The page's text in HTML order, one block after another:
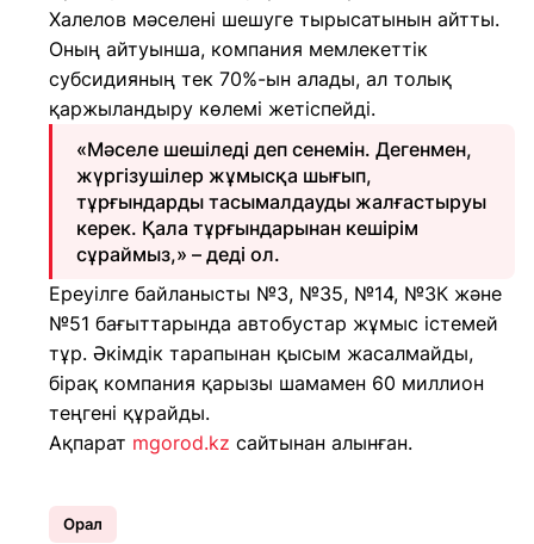
Халелов мәселені шешуге тырысатынын айтты.
Оның айтуынша, компания мемлекеттік
субсидияның тек 70%-ын алады, ал толық
қаржыландыру көлемі жетіспейді.
«Мәселе шешіледі деп сенемін. Дегенмен,
жүргізушілер жұмысқа шығып,
тұрғындарды тасымалдауды жалғастыруы
керек. Қала тұрғындарынан кешірім
сұраймыз,» – деді ол.
Ереуілге байланысты №3, №35, №14, №3К және
№51 бағыттарында автобустар жұмыс істемей
тұр. Әкімдік тарапынан қысым жасалмайды,
бірақ компания қарызы шамамен 60 миллион
теңгені құрайды.
Ақпарат mgorod.kz сайтынан алынған.
Орал